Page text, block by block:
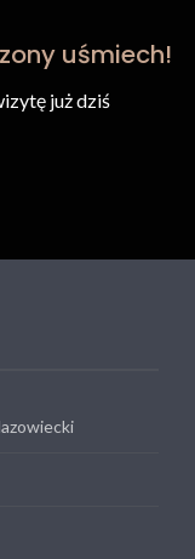
uśmiech!
już dziś